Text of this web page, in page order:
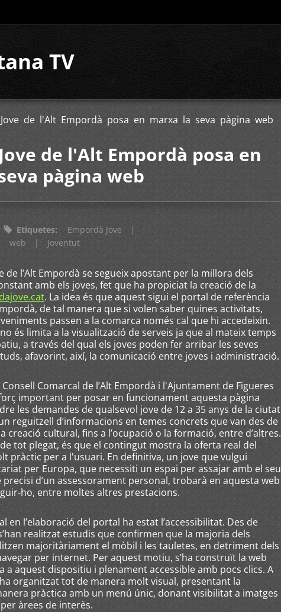
TV
de l'Alt Empordà posa en marxa la seva pàgina web
de l'Alt Empordà posa en
pàgina web
Etiquetes: Empordà Jove
|
web
| Joventut
de l’Alt Empordà se segueix apostant per la millora dels
amb els joves, fet que ha propiciat la creació de la
. La idea és que aquest sigui el portal de referència
de tal manera que si volen saber quines activitats,
passen a la comarca només cal que hi accedeixin.
és limita a la visualització de serveis ja que al mateix temps
a través del qual els joves poden fer arribar les seves
afavorint, així, la comunicació entre joves i administració.
Comarcal de l’Alt Empordà i l'Ajuntament de Figueres
important per posar en funcionament aquesta pàgina
les demandes de qualsevol jove de 12 a 35 anys de la ciutat
reguitzell d’informacions en temes concrets que van des de
creació cultural, fins a l’ocupació o la formació, entre d’altres.
tot plegat, és que el contingut mostra la oferta real del
pràctic per a l'usuari. En definitiva, un jove que vulgui
per Europa, que necessiti un espai per assajar amb el seu
d’un assessorament personal, trobarà en aquesta web
ho, entre moltes altres prestacions.
en l’elaboració del portal ha estat l’accessibilitat. Des de
realitzat estudis que confirmen que la majoria dels
majoritàriament el mòbil i les tauletes, en detriment dels
per internet. Per aquest motiu, s’ha construït la web
a aquest dispositiu i plenament accessible amb pocs clics. A
organitzat tot de manera molt visual, presentant la
pràctica amb un menú únic, donant visibilitat a imatges
àrees de interès.